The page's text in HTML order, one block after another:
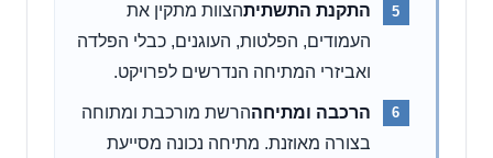
התקנת התשתיתהצוות מתקין את
העמודים, הפלטות, העוגנים, כבלי הפלדה
ואביזרי המתיחה הנדרשים לפרויקט.
הרכבה ומתיחההרשת מורכבת ומתוחה
בצורה מאוזנת. מתיחה נכונה מסייעת